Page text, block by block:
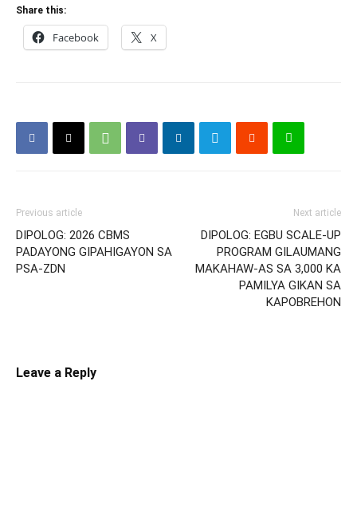
Share this:
Facebook X
Previous article
DIPOLOG: 2026 CBMS
PADAYONG GIPAHIGAYON SA
PSA-ZDN
Next article
DIPOLOG: EGBU SCALE-UP
PROGRAM GILAUMANG
MAKAHAW-AS SA 3,000 KA
PAMILYA GIKAN SA
KAPOBREHON
Leave a Reply